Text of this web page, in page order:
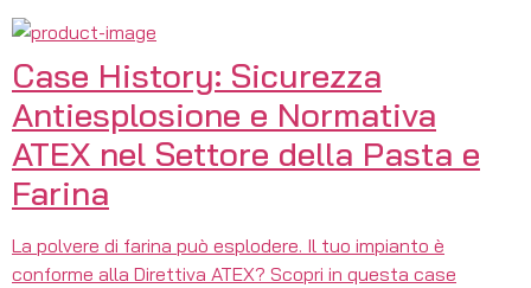
Case History: Sicurezza
Antiesplosione e Normativa
ATEX nel Settore della Pasta e
Farina
La polvere di farina può esplodere. Il tuo impianto è
conforme alla Direttiva ATEX? Scopri in questa case